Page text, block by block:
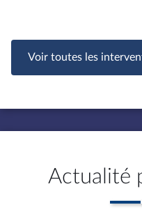
Voir toutes les
Actualité